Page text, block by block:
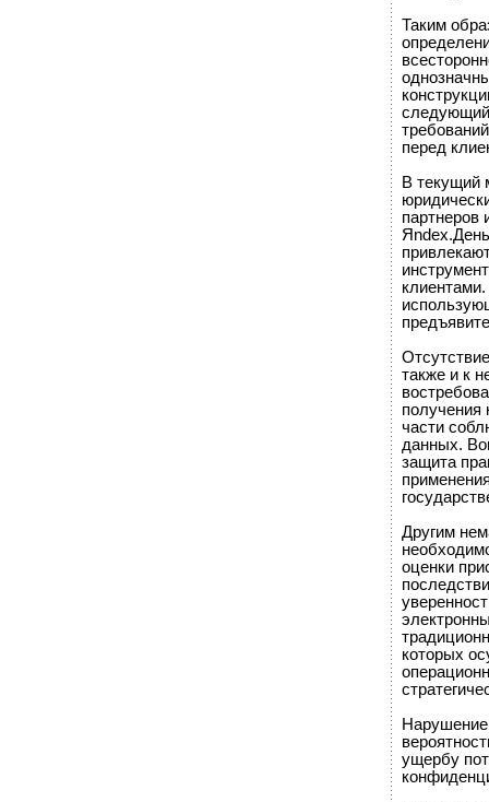
Таким
следующий
перед
В текущий
партнеров
также и к
получения
части
данных.
защита
Другим
оценки
которых
Нарушение
ущербу